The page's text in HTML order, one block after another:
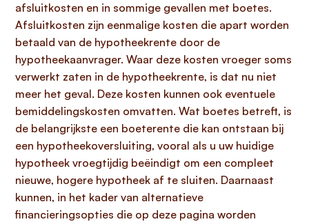
afsluitkosten en in sommige gevallen met boetes.
Afsluitkosten zijn eenmalige kosten die apart worden
betaald van de hypotheekrente door de
hypotheekaanvrager. Waar deze kosten vroeger soms
verwerkt zaten in de hypotheekrente, is dat nu niet
meer het geval. Deze kosten kunnen ook eventuele
bemiddelingskosten omvatten. Wat boetes betreft, is
de belangrijkste een boeterente die kan ontstaan bij
een hypotheekoversluiting, vooral als u uw huidige
hypotheek vroegtijdig beëindigt om een compleet
nieuwe, hogere hypotheek af te sluiten. Daarnaast
kunnen, in het kader van alternatieve
financieringsopties die op deze pagina worden